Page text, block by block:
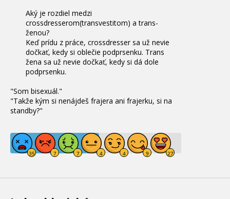
Aký je rozdiel medzi
crossdresserom(transvestitom) a trans-
ženou?
Keď prídu z práce, crossdresser sa už nevie
dočkať, kedy si oblečie podprsenku. Trans
žena sa už nevie dočkať, kedy si dá dole
podprsenku.
"Som bisexuál."
"Takže kým si nenájdeš frajera ani frajerku, si na
standby?"